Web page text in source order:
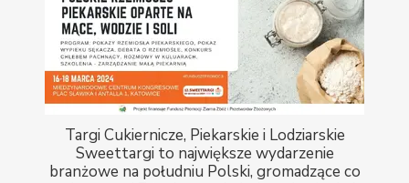
Targi Cukiernicze, Piekarskie i Lodziarskie
Sweettargi to największe wydarzenie
branżowe na południu Polski, gromadzące co